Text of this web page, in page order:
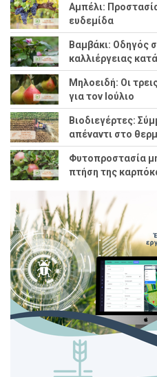
Αμπέλι:
ευδεμίδα
Βαμβάκι: Οδηγός
καλλιέργειας
Μηλοειδή: Οι
για τον Ιούλιο
Βιοδιεγέρτες:
απέναντι στο
Φυτοπροστασία
πτήση της